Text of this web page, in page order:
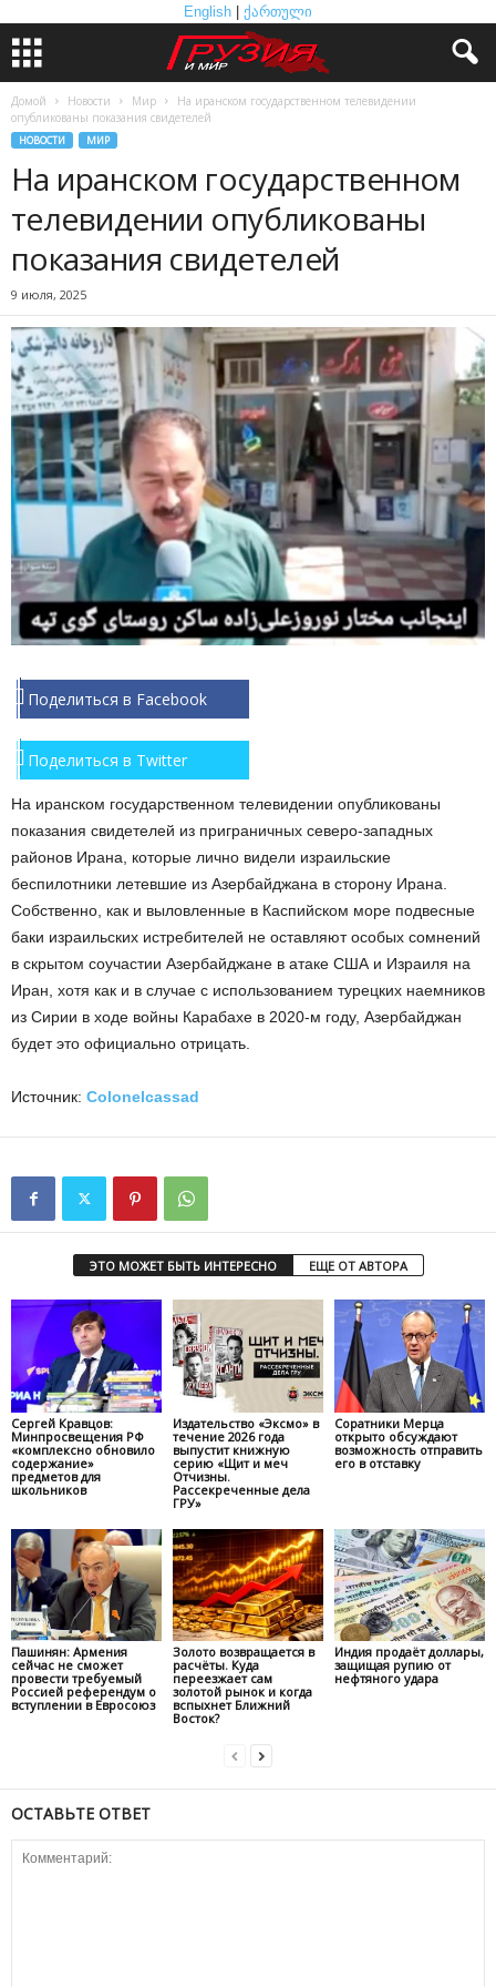
English ქართული
Домой Новости Мир
На иранском государственном телевидении
опубликованы показания свидетелей
НОВОСТИ МИР
На иранском государственном
телевидении опубликованы
показания свидетелей
9 июля, 2025
Поделиться в Facebook
Поделиться в Twitter
На иранском государственном телевидении опубликованы
показания свидетелей из приграничных северо-западных
районов Ирана, которые лично видели израильские
беспилотники летевшие из Азербайджана в сторону Ирана.
Собственно, как и выловленные в Каспийском море подвесные
баки израильских истребителей не оставляют особых сомнений
в скрытом соучастии Азербайджане в атаке США и Израиля на
Иран, хотя как и в случае с использованием турецких наемников
из Сирии в ходе войны Карабахе в 2020-м году, Азербайджан
будет это официально отрицать.
Источник: Colonelcassad
ЭТО МОЖЕТ БЫТЬ ИНТЕРЕСНО ЕЩЕ ОТ АВТОРА
Сергей Кравцов:
Минпросвещения РФ
«комплексно обновило
содержание»
предметов для
школьников
Издательство «Эксмо» в
течение 2026 года
выпустит книжную
серию «Щит и меч
Отчизны.
Рассекреченные дела
ГРУ»
Соратники Мерца
открыто обсуждают
возможность отправить
его в отставку
Пашинян: Армения
сейчас не сможет
провести требуемый
Россией референдум о
вступлении в Евросоюз
Золото возвращается в
расчёты. Куда
переезжает сам
золотой рынок и когда
вспыхнет Ближний
Восток?
Индия продаёт доллары,
защищая рупию от
нефтяного удара
ОСТАВЬТЕ ОТВЕТ